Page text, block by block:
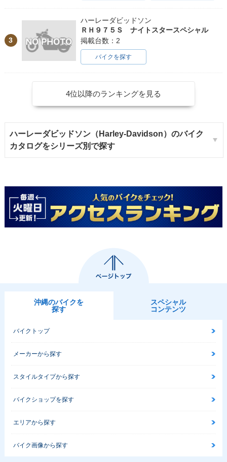
3
ハーレーダビッドソン
ＲＨ９７５Ｓ ナイトスタースペシャル
掲載台数：2
バイクを探す
4位以降のランキングを見る
ハーレーダビッドソン（Harley-Davidson）のバイク
カタログをシリーズ別で探す
沖縄のバイクを
探す
スペシャル
コンテンツ
バイクトップ
メーカーから探す
スタイルタイプから探す
バイクショップを探す
エリアから探す
バイク画像から探す